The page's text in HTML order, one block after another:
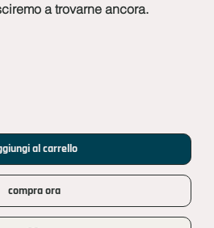
a trovarne ancora.
al carrello
compra ora